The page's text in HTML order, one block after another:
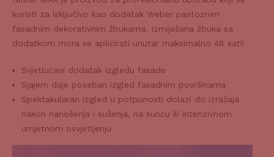
koristi za isključivo kao dodatak Weber pastoznim
fasadnim dekorativnim žbukama. Izmiješana žbuka sa
dodatkom mora se aplicirati unutar maksimalno 48 sati!
Svjetlucavi dodatak izgledu fasade
Sjajem daje poseban izgled fasadnim površinama
Spektakularan izgled u potpunosti dolazi do izražaja
nakon nanošenja i sušenja, na suncu ili intenzivnom
umjetnom osvjetljenju